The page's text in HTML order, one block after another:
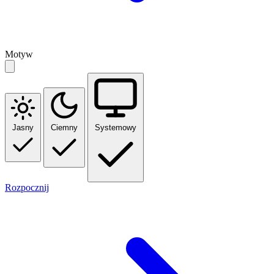
Motyw
Jasny Ciemny Systemowy
Rozpocznij